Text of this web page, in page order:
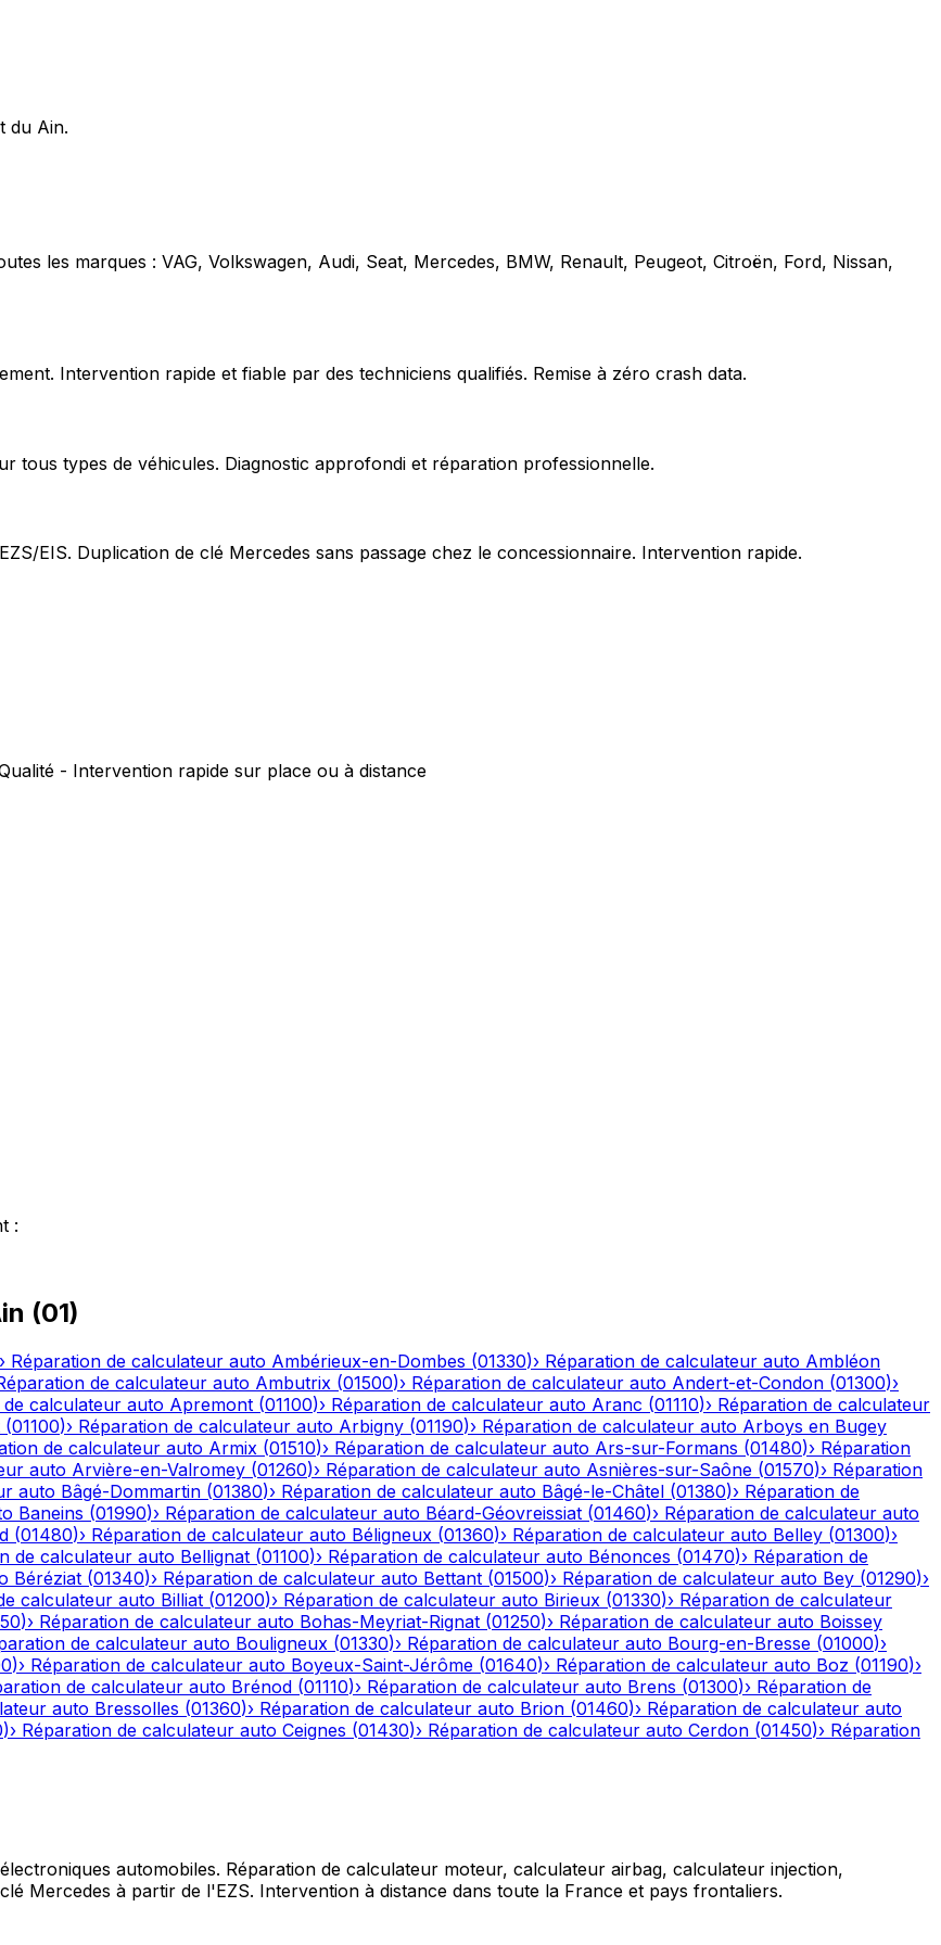
du Ain.
les marques : VAG, Volkswagen, Audi, Seat, Mercedes, BMW, Renault, Peugeot, Citroën, Ford, Nissan,
Intervention rapide et fiable par des techniciens qualifiés. Remise à zéro crash data.
tous types de véhicules. Diagnostic approfondi et réparation professionnelle.
EIS. Duplication de clé Mercedes sans passage chez le concessionnaire. Intervention rapide.
- Intervention rapide sur place ou à distance
:
(01)
› Réparation de calculateur auto Ambérieux-en-Dombes (01330)› Réparation de calculateur auto Ambléon
de calculateur auto Ambutrix (01500)› Réparation de calculateur auto Andert-et-Condon (01300)›
de calculateur auto Apremont (01100)› Réparation de calculateur auto Aranc (01110)› Réparation de calculateur
(01100)› Réparation de calculateur auto Arbigny (01190)› Réparation de calculateur auto Arboys en Bugey
de calculateur auto Armix (01510)› Réparation de calculateur auto Ars-sur-Formans (01480)› Réparation
auto Arvière-en-Valromey (01260)› Réparation de calculateur auto Asnières-sur-Saône (01570)› Réparation
auto Bâgé-Dommartin (01380)› Réparation de calculateur auto Bâgé-le-Châtel (01380)› Réparation de
Baneins (01990)› Réparation de calculateur auto Béard-Géovreissiat (01460)› Réparation de calculateur auto
(01480)› Réparation de calculateur auto Béligneux (01360)› Réparation de calculateur auto Belley (01300)›
de calculateur auto Bellignat (01100)› Réparation de calculateur auto Bénonces (01470)› Réparation de
Béréziat (01340)› Réparation de calculateur auto Bettant (01500)› Réparation de calculateur auto Bey (01290)›
calculateur auto Billiat (01200)› Réparation de calculateur auto Birieux (01330)› Réparation de calculateur
)› Réparation de calculateur auto Bohas-Meyriat-Rignat (01250)› Réparation de calculateur auto Boissey
de calculateur auto Bouligneux (01330)› Réparation de calculateur auto Bourg-en-Bresse (01000)›
)› Réparation de calculateur auto Boyeux-Saint-Jérôme (01640)› Réparation de calculateur auto Boz (01190)›
de calculateur auto Brénod (01110)› Réparation de calculateur auto Brens (01300)› Réparation de
auto Bressolles (01360)› Réparation de calculateur auto Brion (01460)› Réparation de calculateur auto
)› Réparation de calculateur auto Ceignes (01430)› Réparation de calculateur auto Cerdon (01450)› Réparation
automobiles. Réparation de calculateur moteur, calculateur airbag, calculateur injection,
Mercedes à partir de l'EZS. Intervention à distance dans toute la France et pays frontaliers.